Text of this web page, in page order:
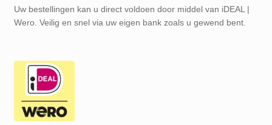
Uw bestellingen kan u direct voldoen door middel van iDEAL |
Wero. Veilig en snel via uw eigen bank zoals u gewend bent.